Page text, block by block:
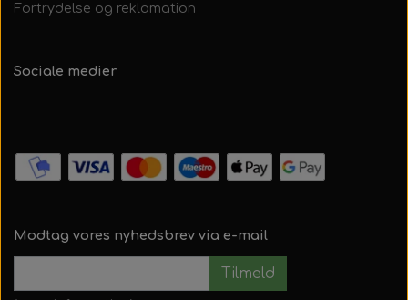
Fortrydelse og reklamation
Sociale medier
Modtag vores nyhedsbrev via e-mail
Tilmeld